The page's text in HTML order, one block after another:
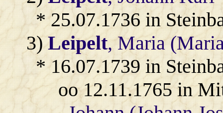
* 25.07.1736 in
3)Leipelt, Maria
* 16.07.1739 in
oo 12.11.1765 in